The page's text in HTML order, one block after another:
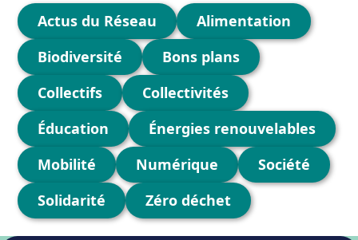
Catégories
Actus du Réseau
Alimentation
Biodiversité
Bons plans
Collectifs
Collectivités
Éducation
Énergies renouvelables
Mobilité
Numérique
Société
Solidarité
Zéro déchet